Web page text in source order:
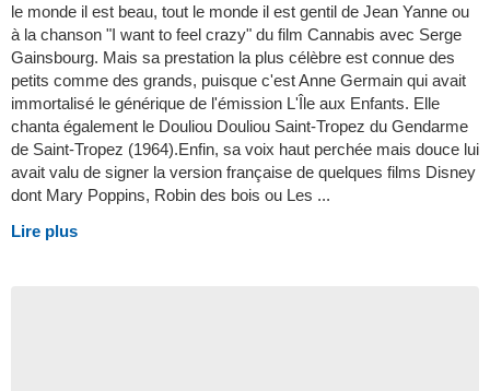
le monde il est beau, tout le monde il est gentil de Jean Yanne ou
à la chanson "I want to feel crazy" du film Cannabis avec Serge
Gainsbourg. Mais sa prestation la plus célèbre est connue des
petits comme des grands, puisque c'est Anne Germain qui avait
immortalisé le générique de l'émission L'Île aux Enfants. Elle
chanta également le Douliou Douliou Saint-Tropez du Gendarme
de Saint-Tropez (1964).Enfin, sa voix haut perchée mais douce lui
avait valu de signer la version française de quelques films Disney
dont Mary Poppins, Robin des bois ou Les ...
Lire plus